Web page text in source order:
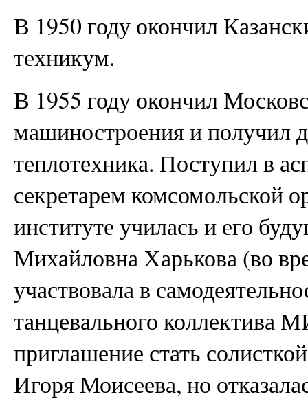
В 1950 году окончил
техникум.
В 1955 году окончил
машиностроения и получил
теплотехника. Поступил в
секретарем комсомольской
институте училась и его
Михайловна Харькова (во
участвовала в
танцевального коллектива
приглашение стать
Игоря Моисеева, но